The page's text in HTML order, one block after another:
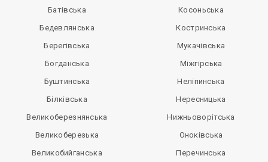
Батівська
Бедевлянська
Берегівська
Богданська
Буштинська
Білківська
Великоберезнянська
Великоберезька
Великобийганська
Косоньська
Костринська
Мукачівська
Міжгірська
Неліпинська
Нересницька
Нижньоворітська
Оноківська
Перечинська